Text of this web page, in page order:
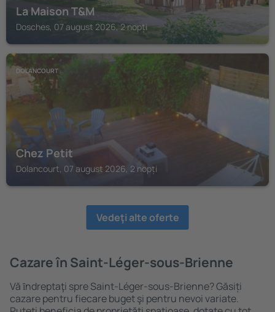
La Maison T&M
Dosches, 07 august 2026, 2 nopți
DOLANCOURT
Chez Petit
Dolancourt, 07 august 2026, 2 nopți
Vedeţi alte oferte
Cazare în Saint-Léger-sous-Brienne
Vă ȋndreptaţi spre Saint-Léger-sous-Brienne? Găsiți
cazare pentru fiecare buget şi pentru nevoi variate.